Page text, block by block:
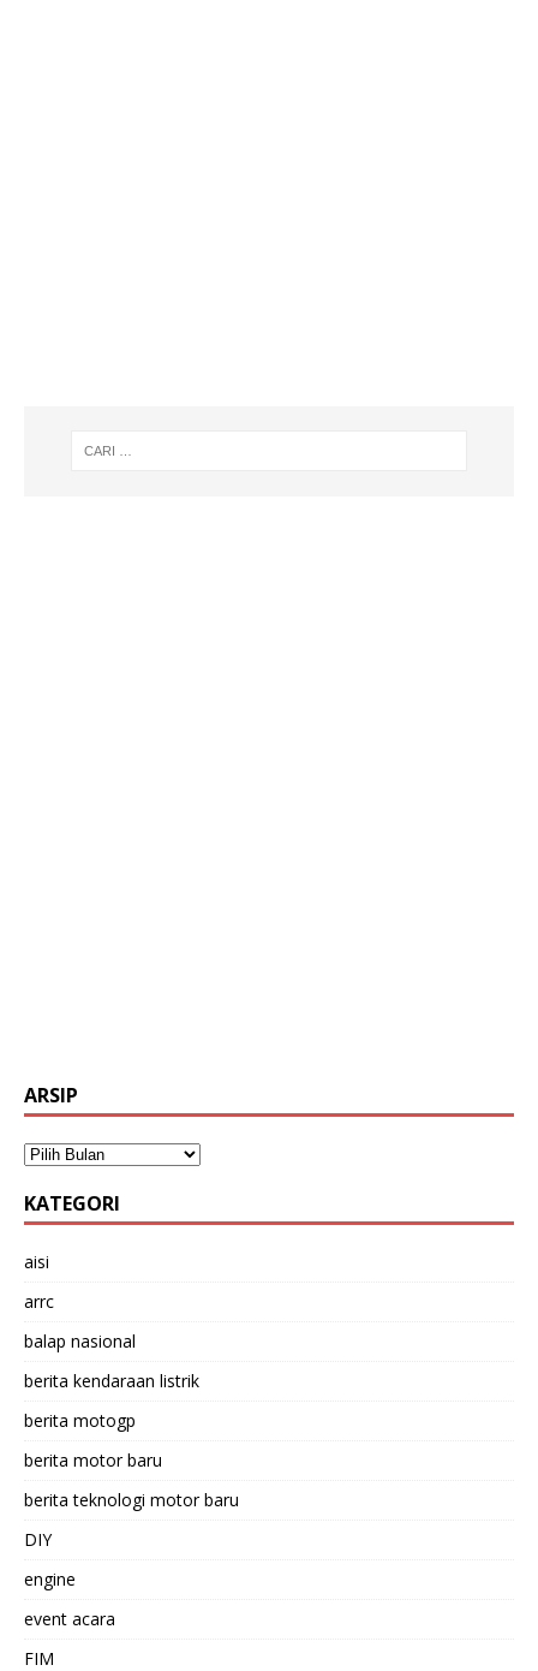
ARSIP
KATEGORI
aisi
arrc
balap nasional
berita kendaraan listrik
berita motogp
berita motor baru
berita teknologi motor baru
DIY
engine
event acara
FIM